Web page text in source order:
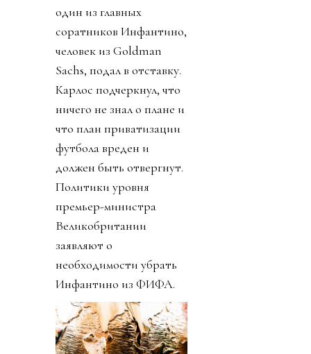
один из главных
соратников Инфантино,
человек из Goldman
Sachs, подал в отставку.
Карлос подчеркнул, что
ничего не знал о плане и
что план приватизации
футбола вреден и
должен быть отвергнут.
Политики уровня
премьер-министра
Великобритании
заявляют о
необходимости убрать
Инфантино из ФИФА.